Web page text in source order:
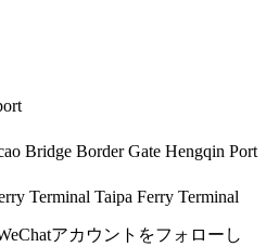
Bridge Border Gate Hengqin Port
Terminal Taipa Ferry Terminal
アカウントをフォローし